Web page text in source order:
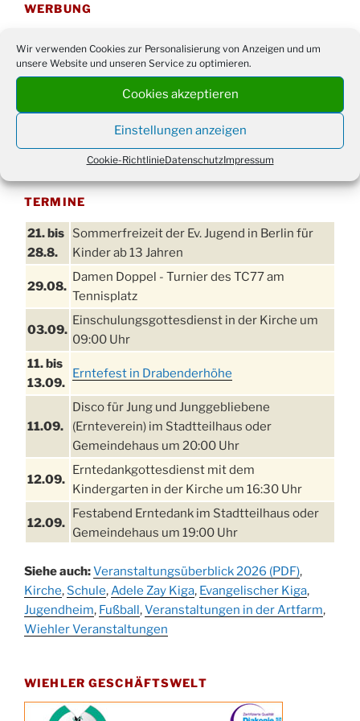
Wir verwenden Cookies zur Personalisierung von Anzeigen und um
unsere Website und unseren Service zu optimieren.
Cookies akzeptieren
Einstellungen anzeigen
Cookie-RichtlinieDatenschutzImpressum
WERBUNG
TERMINE
21. bis
28.8.
Sommerfreizeit der Ev. Jugend in Berlin für
Kinder ab 13 Jahren
29.08.
Damen Doppel - Turnier des TC77 am
Tennisplatz
03.09.
Einschulungsgottesdienst in der Kirche um
09:00 Uhr
11. bis
13.09.
Erntefest in Drabenderhöhe
11.09.
Disco für Jung und Junggebliebene
(Ernteverein) im Stadtteilhaus oder
Gemeindehaus um 20:00 Uhr
12.09.
Erntedankgottesdienst mit dem
Kindergarten in der Kirche um 16:30 Uhr
12.09.
Festabend Erntedank im Stadtteilhaus oder
Gemeindehaus um 19:00 Uhr
13.09.
Stadtteilhaus um 14:00 Uhr
19.09.
Schlagerabend im Stadtteilhaus
Drabenderhöhe
Kinderbibeltag im Ev. Gemeindehaus von 10-
12 Uhr
Siehe auch:Veranstaltungsüberblick 2026 (PDF),
Kirche, Schule,Adele Zay Kiga, Evangelischer Kiga,
Jugendheim, Fußball,Veranstaltungen in der Artfarm,
Wiehler Veranstaltungen
WIEHLER GESCHÄFTSWELT